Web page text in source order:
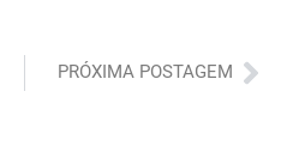
PRÓXIMA POSTAGEM